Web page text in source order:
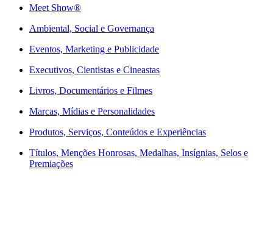
Meet Show®
Ambiental, Social e Governança
Eventos, Marketing e Publicidade
Executivos, Cientistas e Cineastas
⁠Livros, Documentários e Filmes
Marcas, Mídias e Personalidades
⁠Produtos, Serviços, Conteúdos e Experiências
Títulos, Menções Honrosas, Medalhas, Insígnias, Selos e
Premiações